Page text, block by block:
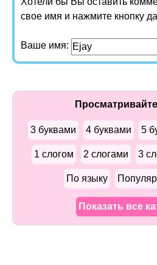
свое имя и нажмите кнопку
Ваше имя:
3 буквами 4 буквами 5
1 слогом 2 слогами 3
По языку
Показать все